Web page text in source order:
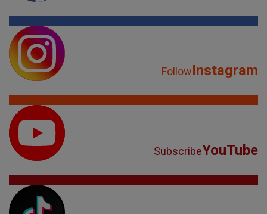
FollowInstagram
SubscribeYouTube